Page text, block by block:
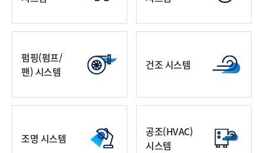
펌핑(펌프/
팬) 시스템
건조 시스템
조명 시스템
공조(HVAC)
시스템